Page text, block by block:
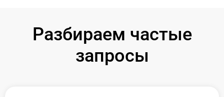
Разбираем частые
запросы